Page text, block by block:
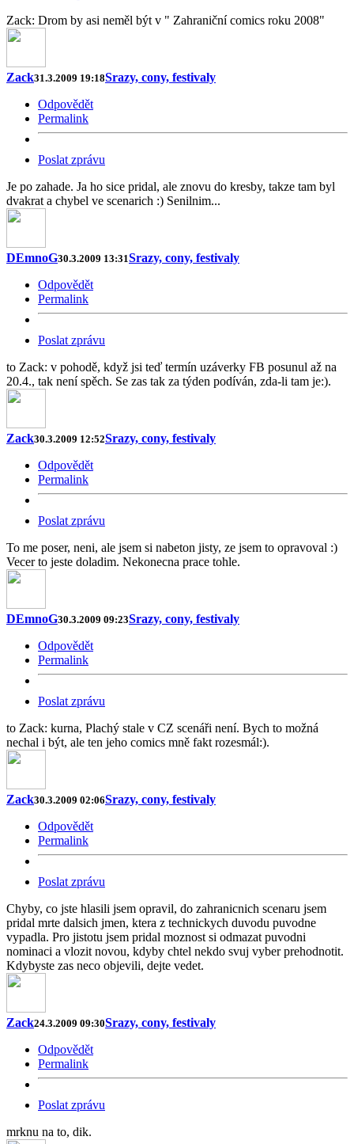
Zack: Drom by asi neměl být v " Zahraniční comics roku 2008"
Zack31.3.2009 19:18Srazy, cony, festivaly
Odpovědět
Permalink
Poslat zprávu
Je po zahade. Ja ho sice pridal, ale znovu do kresby, takze tam byl
dvakrat a chybel ve scenarich :) Senilnim...
DEmnoG30.3.2009 13:31Srazy, cony, festivaly
Odpovědět
Permalink
Poslat zprávu
to Zack: v pohodě, když jsi teď termín uzáverky FB posunul až na
20.4., tak není spěch. Se zas tak za týden podíván, zda-li tam je:).
Zack30.3.2009 12:52Srazy, cony, festivaly
Odpovědět
Permalink
Poslat zprávu
To me poser, neni, ale jsem si nabeton jisty, ze jsem to opravoval :)
Vecer to jeste doladim. Nekonecna prace tohle.
DEmnoG30.3.2009 09:23Srazy, cony, festivaly
Odpovědět
Permalink
Poslat zprávu
to Zack: kurna, Plachý stale v CZ scenáři není. Bych to možná
nechal i být, ale ten jeho comics mně fakt rozesmál:).
Zack30.3.2009 02:06Srazy, cony, festivaly
Odpovědět
Permalink
Poslat zprávu
Chyby, co jste hlasili jsem opravil, do zahranicnich scenaru jsem
pridal mrte dalsich jmen, ktera z technickych duvodu puvodne
vypadla. Pro jistotu jsem pridal moznost si odmazat puvodni
nominaci a vlozit novou, kdyby chtel nekdo svuj vyber prehodnotit.
Kdybyste zas neco objevili, dejte vedet.
Zack24.3.2009 09:30Srazy, cony, festivaly
Odpovědět
Permalink
Poslat zprávu
mrknu na to, dik.